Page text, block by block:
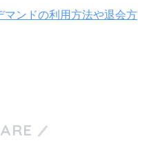
ンドの利用方法や退会方